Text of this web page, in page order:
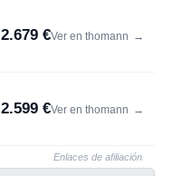
2.679 €Ver en thomann →
2.599 €Ver en thomann →
Enlaces de afiliación